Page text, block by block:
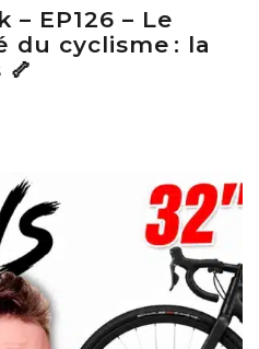
– EP126 – Le
du cyclisme : la